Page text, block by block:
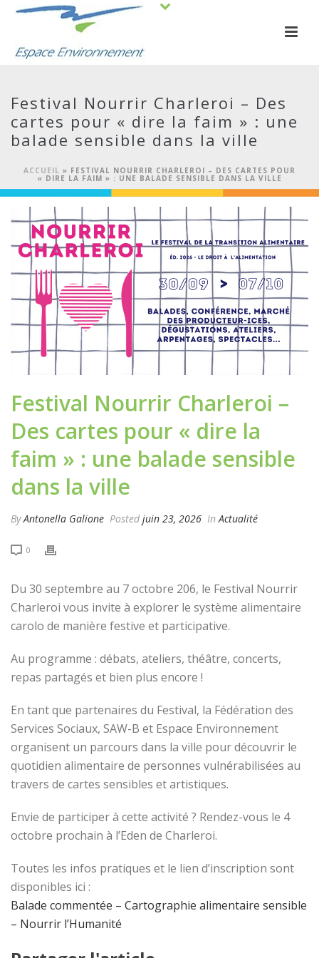
Festival Nourrir Charleroi – Des
cartes pour « dire la faim » : une
balade sensible dans la ville
ACCUEIL » FESTIVAL NOURRIR CHARLEROI – DES CARTES POUR
« DIRE LA FAIM » : UNE BALADE SENSIBLE DANS LA VILLE
Festival Nourrir Charleroi –
Des cartes pour « dire la
faim » : une balade sensible
dans la ville
ByAntonella Galione Posted juin 23, 2026 In Actualité
0
Du 30 septembre au 7 octobre 206, le Festival Nourrir
Charleroi vous invite à explorer le système alimentaire
carolo de manière festive et participative.
Au programme : débats, ateliers, théâtre, concerts,
repas partagés et bien plus encore !
En tant que partenaires du Festival, la Fédération des
Services Sociaux, SAW-B et Espace Environnement
organisent un parcours dans la ville pour découvrir le
quotidien alimentaire de personnes vulnérabilisées au
travers de cartes sensibles et artistiques.
Envie de participer à cette activité ? Rendez-vous le 4
octobre prochain à l’Eden de Charleroi.
Toutes les infos pratiques et le lien d’inscription sont
disponibles ici :
Balade commentée – Cartographie alimentaire sensible
– Nourrir l’Humanité